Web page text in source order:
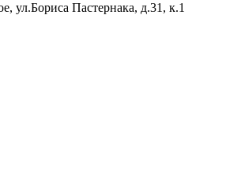
ул.Бориса Пастернака, д.31, к.1